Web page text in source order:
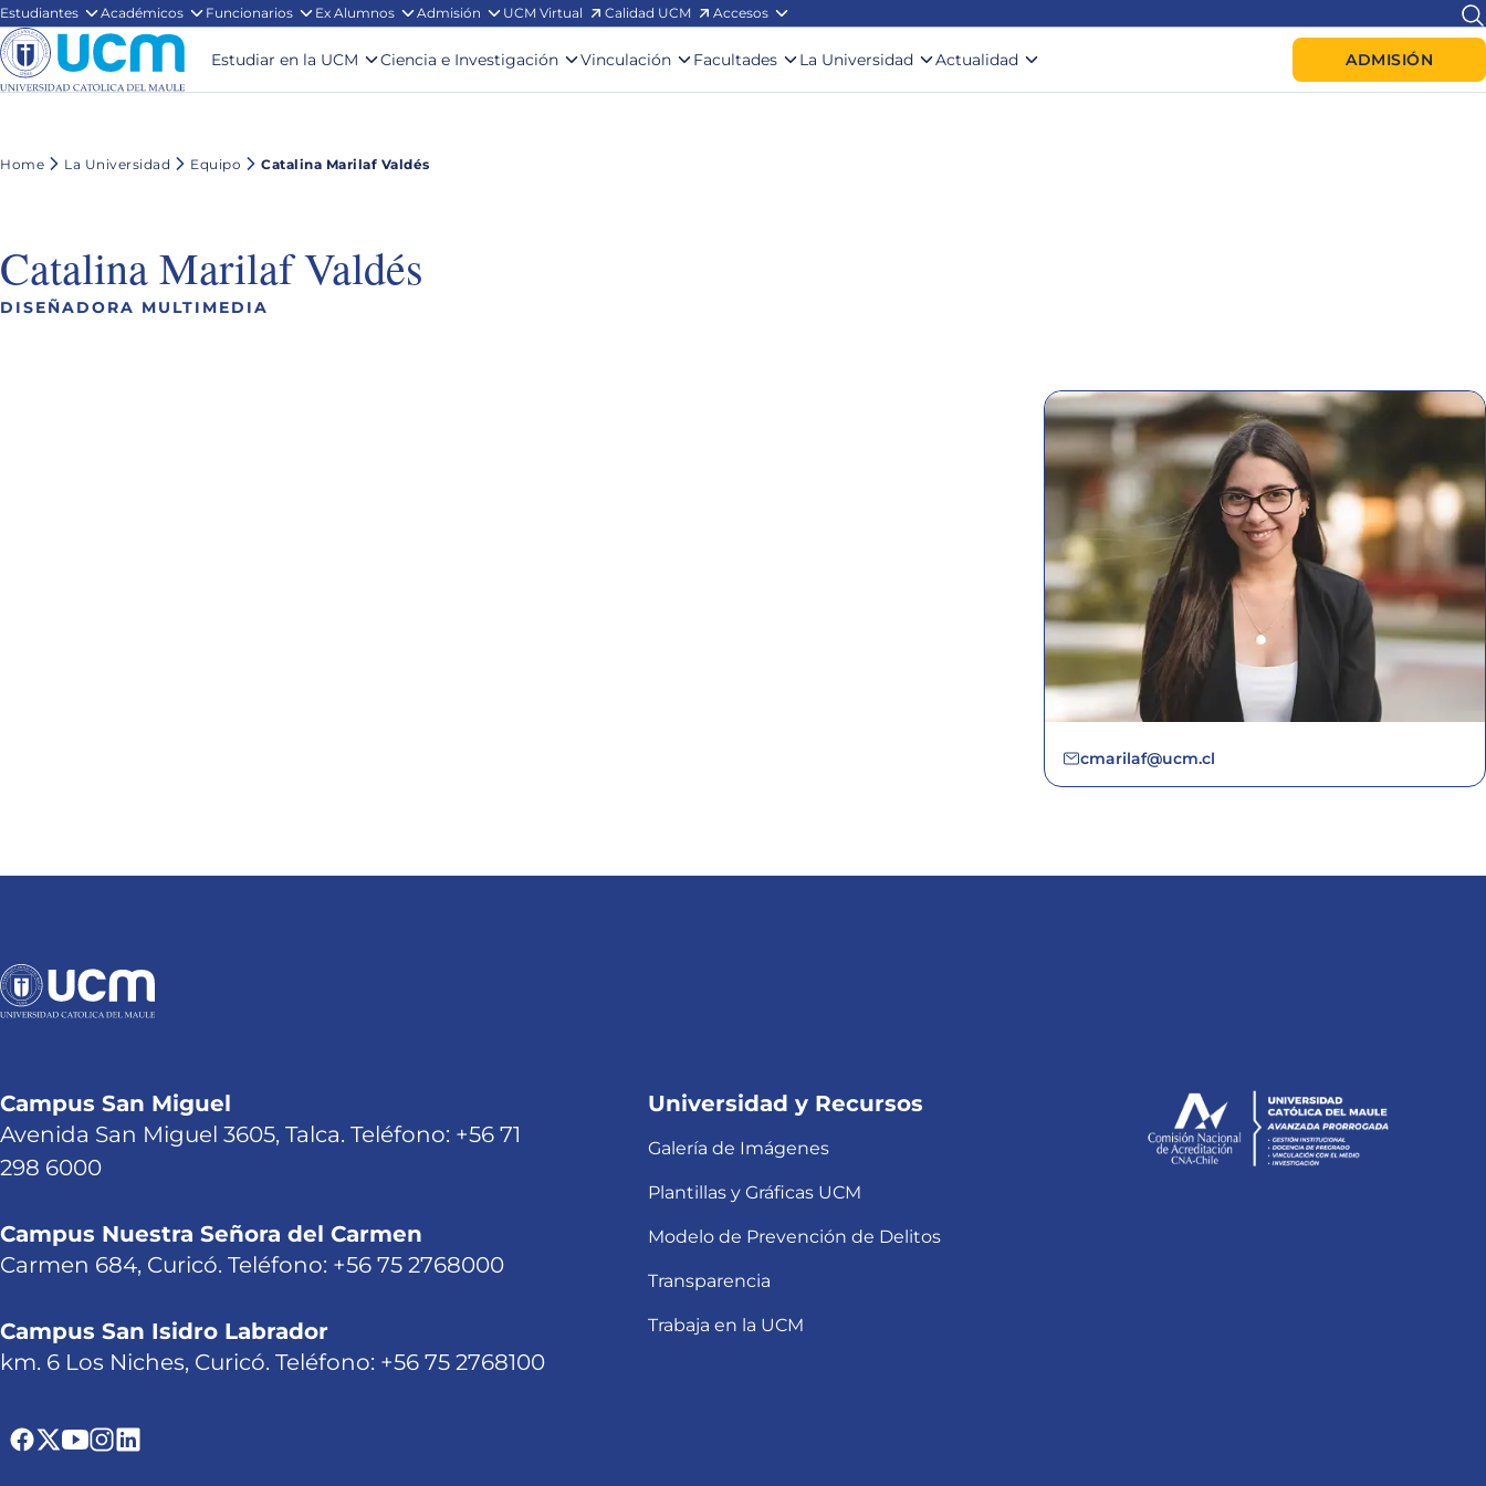
Estudiantes Académicos Funcionarios Ex Alumnos Admisión UCM Virtual Calidad UCM Accesos
Estudiar en la UCM Ciencia e Investigación Vinculación Facultades La Universidad Actualidad ADMISIÓN
Home La Universidad Equipo Catalina Marilaf Valdés
Catalina Marilaf Valdés
DISEÑADORA MULTIMEDIA
cmarilaf@ucm.cl
Campus San Miguel
Avenida San Miguel 3605, Talca. Teléfono: +56 71
298 6000
Campus Nuestra Señora del Carmen
Carmen 684, Curicó. Teléfono: +56 75 2768000
Campus San Isidro Labrador
km. 6 Los Niches, Curicó. Teléfono: +56 75 2768100
Universidad y Recursos
Galería de Imágenes
Plantillas y Gráficas UCM
Modelo de Prevención de Delitos
Transparencia
Trabaja en la UCM